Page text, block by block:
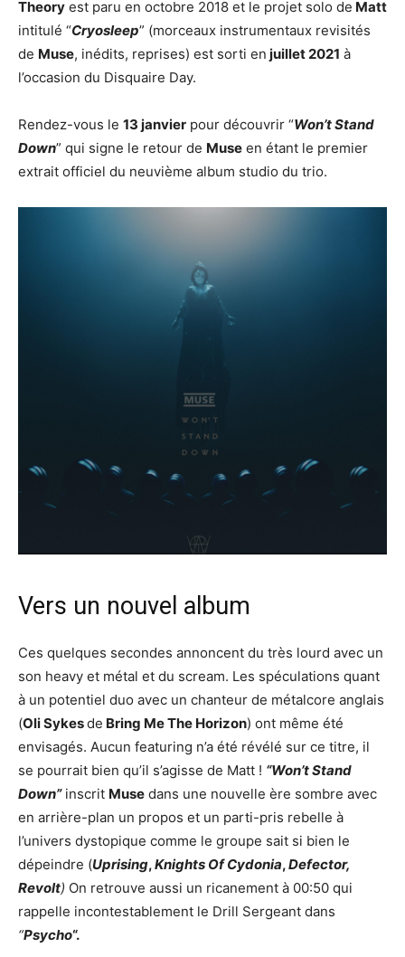
Theory est paru en octobre 2018 et le projet solo de Matt
intitulé “Cryosleep” (morceaux instrumentaux revisités
de Muse, inédits, reprises) est sorti en juillet 2021 à
l’occasion du Disquaire Day.
Rendez-vous le 13 janvier pour découvrir “Won’t Stand
Down” qui signe le retour de Muse en étant le premier
extrait officiel du neuvième album studio du trio.
Vers un nouvel album
Ces quelques secondes annoncent du très lourd avec un
son heavy et métal et du scream. Les spéculations quant
à un potentiel duo avec un chanteur de métalcore anglais
(Oli Sykesde Bring Me The Horizon) ont même été
envisagés. Aucun featuring n’a été révélé sur ce titre, il
se pourrait bien qu’il s’agisse de Matt ! “Won’t Stand
Down”inscrit Muse dans une nouvelle ère sombre avec
en arrière-plan un propos et un parti-pris rebelle à
l’univers dystopique comme le groupe sait si bien le
dépeindre (Uprising,Knights Of Cydonia,Defector,
Revolt) On retrouve aussi un ricanement à 00:50 qui
rappelle incontestablement le Drill Sergeant dans
“Psycho“.